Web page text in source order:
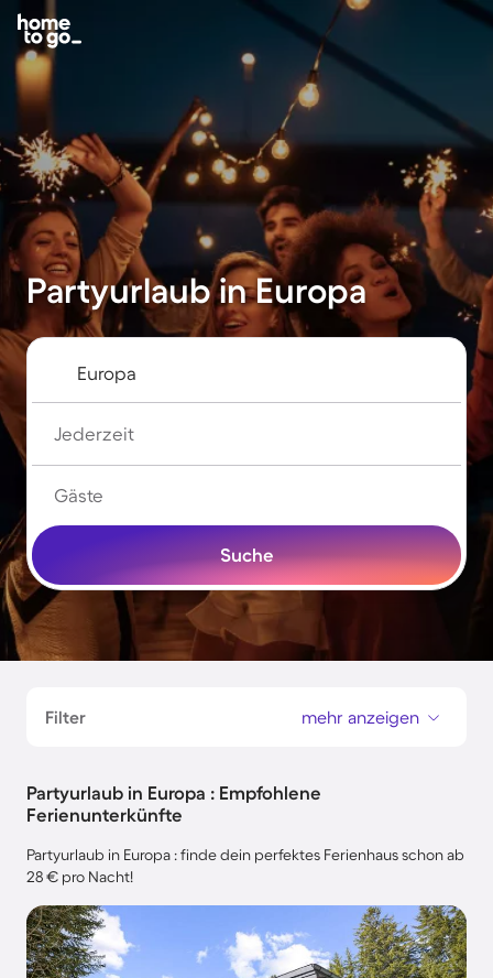
Partyurlaub in Europa
Jederzeit
Gäste
Suche
Filter mehr anzeigen
Partyurlaub in Europa : Empfohlene
Ferienunterkünfte
Partyurlaub in Europa : finde dein perfektes Ferienhaus schon ab
28 € pro Nacht!